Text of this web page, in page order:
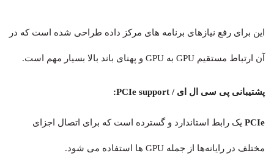
این برای رفع نیازهای برنامه های مرکز داده طراحی شده است که در
آن ارتباط مستقیم GPU به GPU و پهنای باند بالا بسیار مهم است.
پشتیبانی پی سی ال ای / PCIe support:
PCIe یک رابط استاندارد و گسترده است که برای اتصال اجزای
مختلف در رایانه‌ها از جمله GPU ها استفاده می شود.